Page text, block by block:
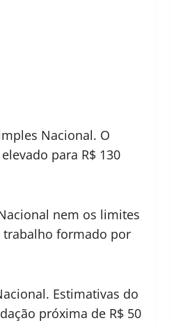
Nacional. O
para R$ 130
nem os limites
trabalho formado por
Estimativas do
próxima de R$ 50